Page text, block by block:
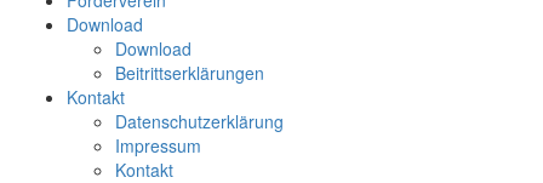
Download
Download
Beitrittserklärungen
Kontakt
Datenschutzerklärung
Impressum
Kontakt